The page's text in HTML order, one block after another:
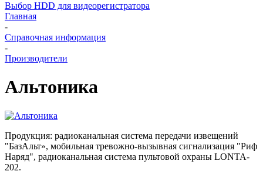
Выбор HDD для видеорегистратора
Главная
-
Справочная информация
-
Производители
Альтоника
Продукция: радиоканальная система передачи извещений
"БазАльт», мобильная тревожно-вызывная сигнализация "Риф
Наряд", радиоканальная система пультовой охраны LONTA-
202.